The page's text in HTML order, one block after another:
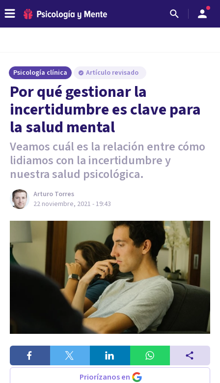
Psicología clínica Artículo revisado
Por qué gestionar la
incertidumbre es clave para
la salud mental
Veamos cuál es la relación entre cómo
lidiamos con la incertidumbre y
nuestra salud psicológica.
Arturo Torres
22 noviembre, 2021 - 19:43
Priorízanos en